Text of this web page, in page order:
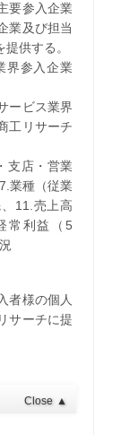
要参入企業
業及び担当
供する。
界参入企業
ービス業界
工リサーチ
支店・営業
業種（従業
11.売上高
常利益（5
者様の個人
サーチに提
Close ▲